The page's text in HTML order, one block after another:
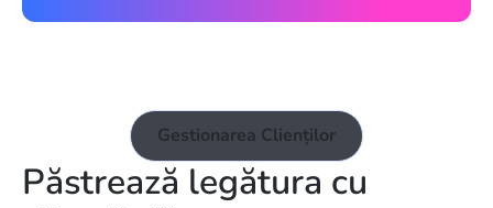
Gestionarea Clienților
Păstrează legătura cu